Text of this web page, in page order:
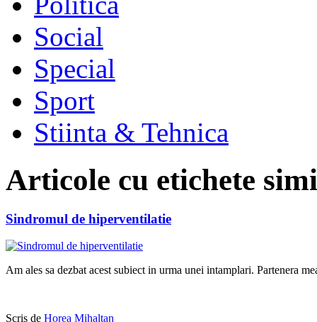
Social
Special
Sport
Stiinta & Tehnica
Articole cu etichete
Sindromul de hiperventilatie
Am ales sa dezbat acest subiect in urma unei intamplari. Partenera
Scris de Horea Mihaltan